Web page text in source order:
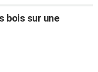
bois sur une